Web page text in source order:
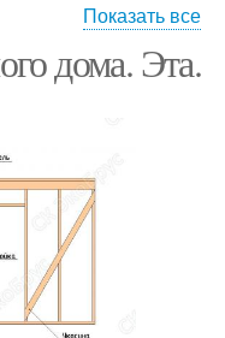
Стены в бане
Показать все
дома. Эта.